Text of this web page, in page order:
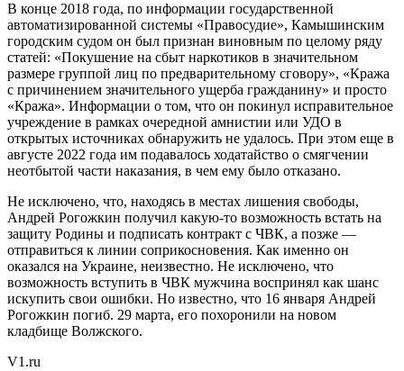
В конце 2018 года, по информации государственной
автоматизированной системы «Правосудие», Камышинским
городским судом он был признан виновным по целому ряду
статей: «Покушение на сбыт наркотиков в значительном
размере группой лиц по предварительному сговору», «Кража
с причинением значительного ущерба гражданину» и просто
«Кража». Информации о том, что он покинул исправительное
учреждение в рамках очередной амнистии или УДО в
открытых источниках обнаружить не удалось. При этом еще в
августе 2022 года им подавалось ходатайство о смягчении
неотбытой части наказания, в чем ему было отказано.
Не исключено, что, находясь в местах лишения свободы,
Андрей Рогожкин получил какую-то возможность встать на
защиту Родины и подписать контракт с ЧВК, а позже —
отправиться к линии соприкосновения. Как именно он
оказался на Украине, неизвестно. Не исключено, что
возможность вступить в ЧВК мужчина воспринял как шанс
искупить свои ошибки. Но известно, что 16 января Андрей
Рогожкин погиб. 29 марта, его похоронили на новом
кладбище Волжского.
V1.ru